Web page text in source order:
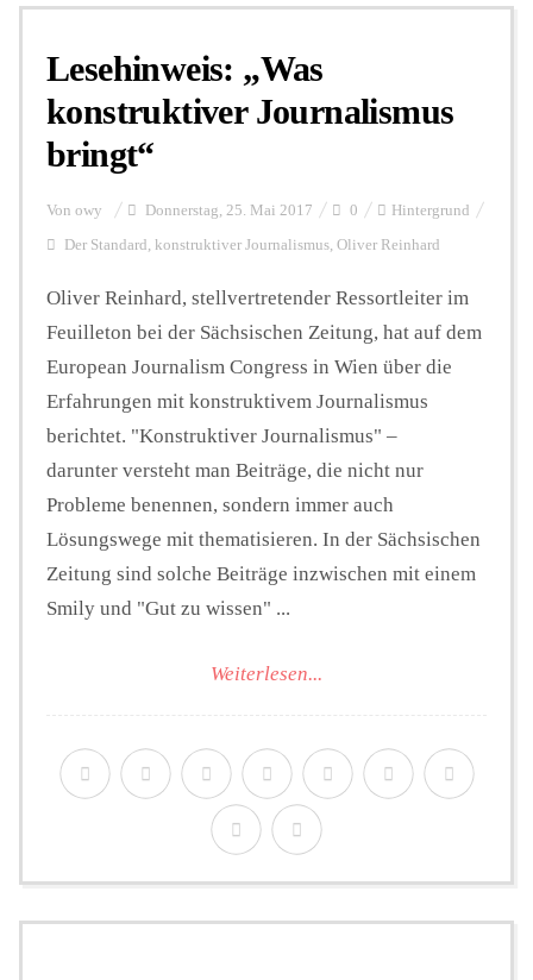
Personalien
FUNKTURM-Beiträge
Podcast
Seminare
Unterstützen
Lesehinweis: „Was
konstruktiver Journalismus
bringt“
Von owy Donnerstag, 25. Mai 2017 0 Hintergrund
Der Standard , konstruktiver Journalismus, Oliver Reinhard
Oliver Reinhard, stellvertretender Ressortleiter im
Feuilleton bei der Sächsischen Zeitung, hat auf dem
European Journalism Congress in Wien über die
Erfahrungen mit konstruktivem Journalismus
berichtet. "Konstruktiver Journalismus" –
darunter versteht man Beiträge, die nicht nur
Probleme benennen, sondern immer auch
Lösungswege mit thematisieren. In der Sächsischen
Zeitung sind solche Beiträge inzwischen mit einem
Smily und "Gut zu wissen" ...
Weiterlesen...